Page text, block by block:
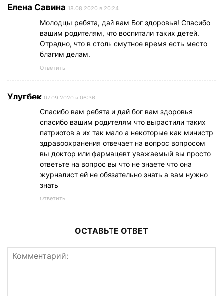
Елена Савина 18.08.2020 в 20:24
Молодцы ребята, дай вам Бог здоровья! Спасибо
вашим родителям, что воспитали таких детей.
Отрадно, что в столь смутное время есть место
благим делам.
Ответить
Улугбек 07.09.2020 в 06:36
Спасибо вам ребята и дай бог вам здоровья
спасибо вашим родителям что вырастили таких
патриотов а их так мало а некоторые как министр
здравоохранения отвечает на вопрос вопросом
вы доктор или фармацевт уважаемый вы просто
ответьте на вопрос вы что не знаете что она
журналист ей не обязательно знать а вам нужно
знать
Ответить
ОСТАВЬТЕ ОТВЕТ